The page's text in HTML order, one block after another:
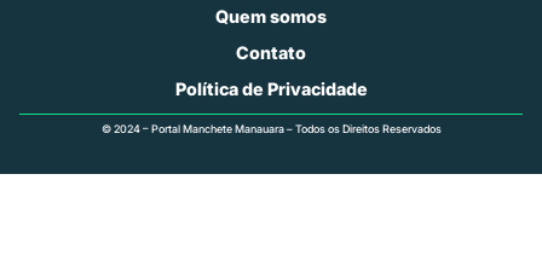
Quem somos
Contato
Política de Privacidade
© 2024 – Portal Manchete Manauara – Todos os Direitos Reservados